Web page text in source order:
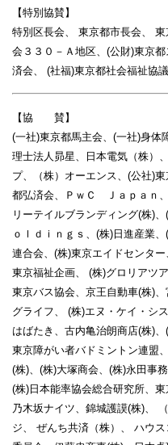
【特別協賛】
特別区長会、 東京都市長会、
会３３０－Ａ地区、(公財)東京
済会、 (社福)東京都社会福祉協
【協 賛】
(一社)東京都馬主会、(一社)身体
理士法人昴星、日本電気（株）
プ、（株）オーエンス、(公社)
都弘済会、ＰｗＣ Ｊａｐａｎ、
リーテイルブランディング(株)
ｏｌｄｉｎｇｓ、(株)日進産業
連合会、(株)東京エイドセンタ
東京福祉企画、 (株)グロリアツ
東京バス協会、京王自動車(株)
グライフ、 (株)エヌ・ケイ・シ
はばたき、古内亀治朗商店(株)
東京障がい者バドミントン連盟
(株)、(株)大塚商会、(株)永田事
(株)日本能率協会総合研究所、
乃木坂ナイツ、錦城護謨(株)、
ジ、 ぜんち共済（株）、 ハウ